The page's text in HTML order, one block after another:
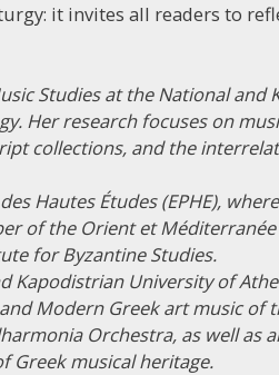
it invites all readers to
Studies at the National and
Her research focuses on
collections, and the
Hautes Études (EPHE),
of the Orient et
for Byzantine Studies.
Kapodistrian University of
Modern Greek art music of
Orchestra, as well as
Greek musical heritage.